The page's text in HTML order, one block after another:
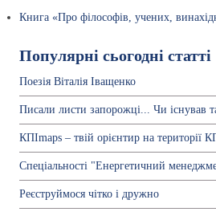
Книга «Про філософів, учених,
Популярні сьогодні статті
Поезія Віталія Іващенко
Писали листи запорожці... Чи існував
КПІmaps – твій орієнтир на території
Спеціальності "Енергетичний
Реєструймося чітко і дружно